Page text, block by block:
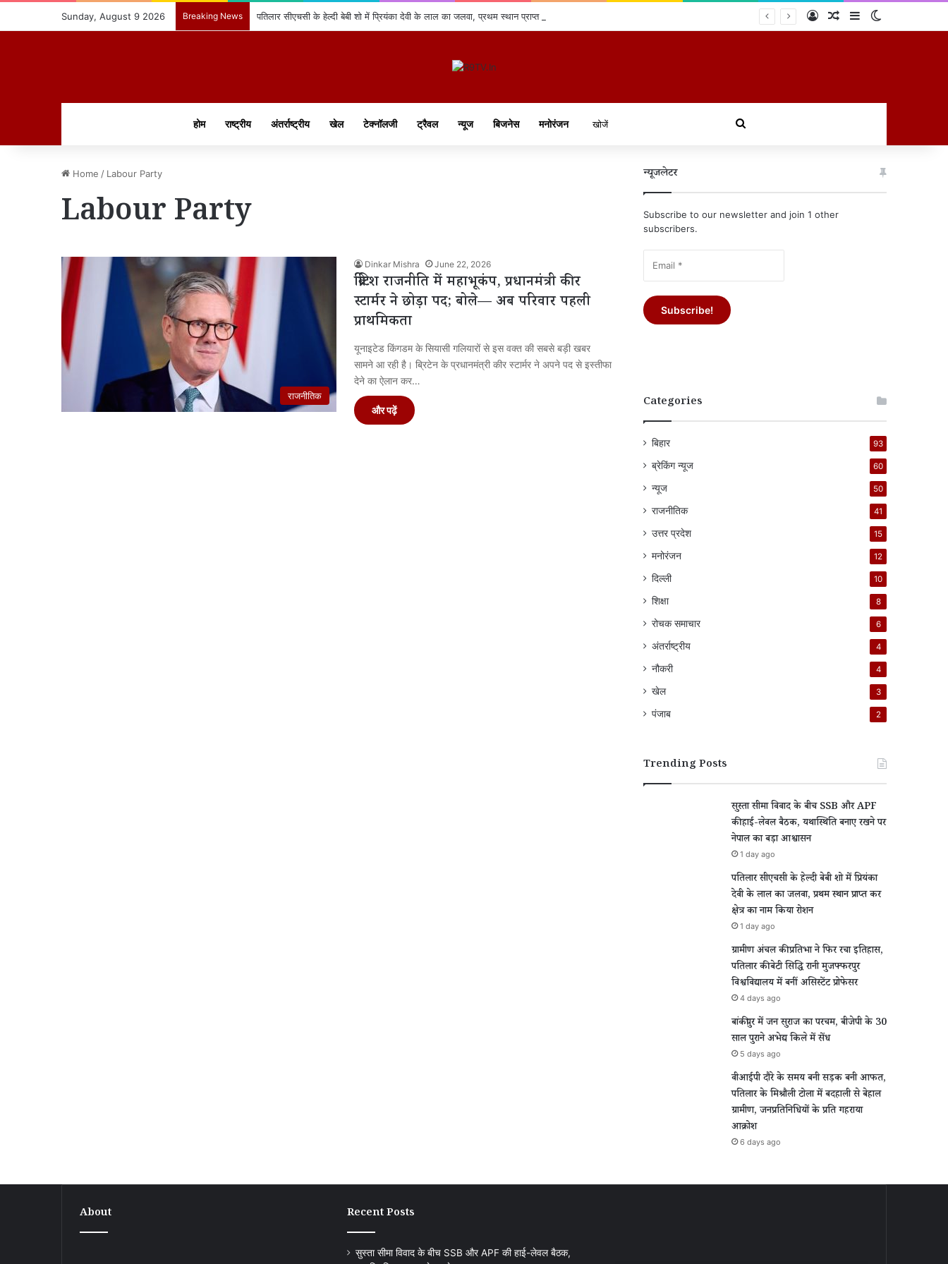
Sunday, August 9 2026 Breaking News पतिलार सीएचसी के हेल्दी बेबी शो में प्रियंका देवी के लाल का जलवा, प्रथम स्थान प्राप्त कर क्षेत्र का नाम किया रोशन Log InRandom Article
Sidebar
होम राष्ट्रीय अंतर्राष्ट्रीय खेल टेक्नॉलजी ट्रैवल न्यूज बिजनेस मनोरंजन खोजें
Home / Labour Party
Labour Party
राजनीतिक
Dinkar Mishra June 22, 2026
ब्रिटिश राजनीति में महाभूकंप, प्रधानमंत्री कीर
स्टार्मर ने छोड़ा पद; बोले— अब परिवार पहली
प्राथमिकता
यूनाइटेड किंगडम के सियासी गलियारों से इस वक्त की सबसे बड़ी खबर
सामने आ रही है। ब्रिटेन के प्रधानमंत्री कीर स्टार्मर ने अपने पद से इस्तीफा
देने का ऐलान कर…
और पढ़ें
न्यूजलेटर
Subscribe to our newsletter and join 1 other
subscribers.
Categories
बिहार 93
ब्रेकिंग न्यूज 60
न्यूज 50
राजनीतिक 41
उत्तर प्रदेश 15
मनोरंजन 12
दिल्ली 10
शिक्षा 8
रोचक समाचार 6
अंतर्राष्ट्रीय 4
नौकरी 4
खेल 3
पंजाब 2
Trending Posts
सुस्ता सीमा विवाद के बीच SSB और APF
की हाई-लेवल बैठक, यथास्थिति बनाए रखने पर
नेपाल का बड़ा आश्वासन
1 day ago
पतिलार सीएचसी के हेल्दी बेबी शो में प्रियंका
देवी के लाल का जलवा, प्रथम स्थान प्राप्त कर
क्षेत्र का नाम किया रोशन
1 day ago
ग्रामीण अंचल की प्रतिभा ने फिर रचा इतिहास,
पतिलार की बेटी सिद्धि रानी मुजफ्फरपुर
विश्वविद्यालय में बनीं असिस्टेंट प्रोफेसर
4 days ago
बांकीपुर में जन सुराज का परचम, बीजेपी के 30
साल पुराने अभेद्य किले में सेंध
5 days ago
वीआईपी दौरे के समय बनी सड़क बनी आफत,
पतिलार के मिश्रौली टोला में बदहाली से बेहाल
ग्रामीण, जनप्रतिनिधियों के प्रति गहराया
आक्रोश
6 days ago
About Recent Posts
सुस्ता सीमा विवाद के बीच SSB और APF की हाई-लेवल बैठक,
सुस्ता
पतिलार
हेल्दी